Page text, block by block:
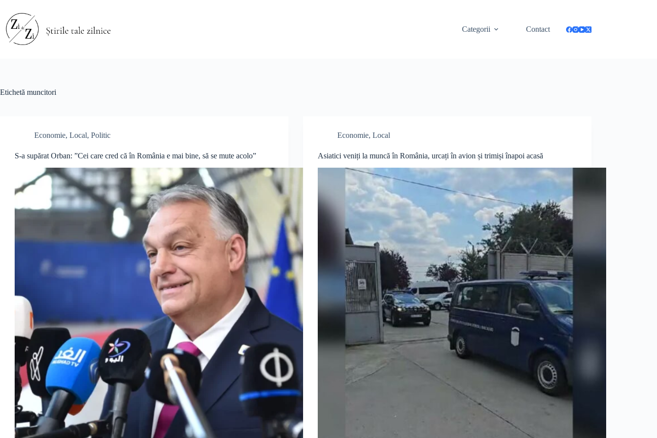
conținut
Categorii
Contact
Etichetă muncitori
Economie, Local, Politic
S-a supărat Orban: ”Cei care cred că în România e mai bine, să se mute acolo”
Economie, Local
Asiatici veniți la muncă în România, urcați în avion și trimiși înapoi acasă